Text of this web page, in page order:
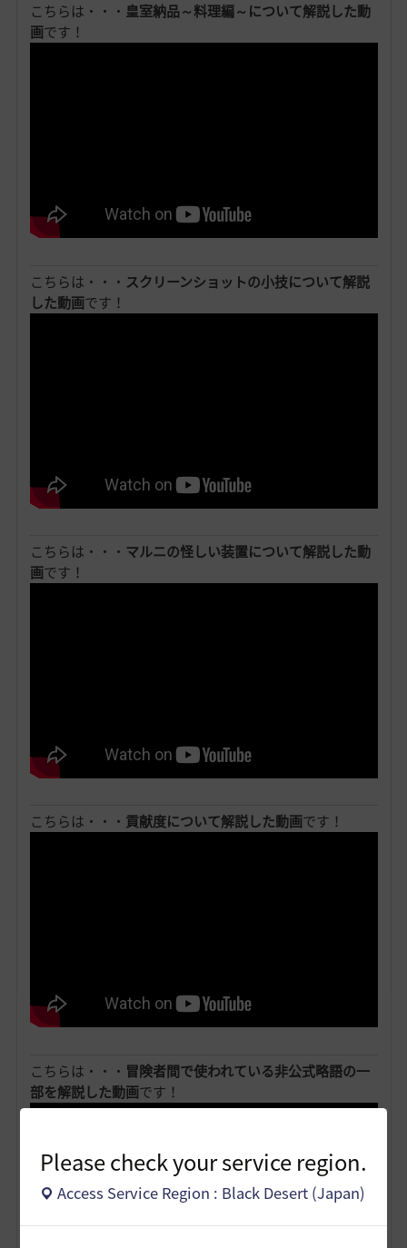
Please check your service region.
Access Service Region : Black Desert (Japan)
こちらは・・・ 皇室納品～料理編～について解説した動
画です！
こちらは・・・ スクリーンショットの小技について解説
した動画です！
こちらは・・・ マルニの怪しい装置について解説した動
画です！
こちらは・・・ 貢献度について解説した動画です！
こちらは・・・ 冒険者間で使われている非公式略語の一
部を解説した動画です！